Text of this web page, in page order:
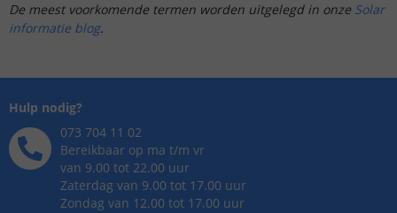
De meest voorkomende termen worden uitgelegd in onze Solar
informatie blog.
Hulp nodig?
073 704 11 02
Bereikbaar op ma t/m vr
van 9.00 tot 22.00 uur
Zaterdag van 9.00 tot 17.00 uur
Zondag van 12.00 tot 17.00 uur